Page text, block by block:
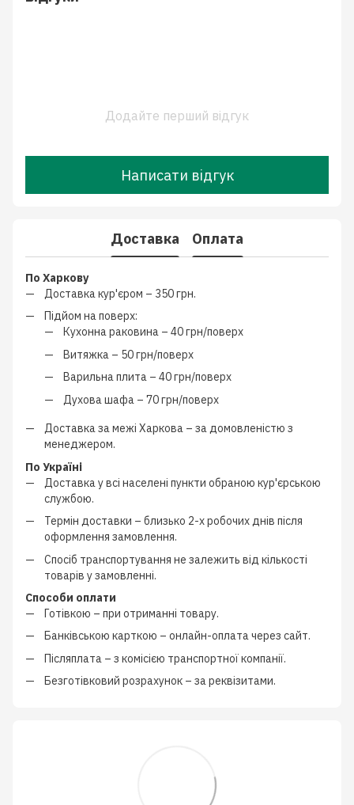
Додайте перший відгук
Написати відгук
Доставка Оплата
По Харкову
Доставка кур'єром – 350 грн.
Підйом на поверх:
Кухонна раковина – 40 грн/поверх
Витяжка – 50 грн/поверх
Варильна плита – 40 грн/поверх
Духова шафа – 70 грн/поверх
Доставка за межі Харкова – за домовленістю з
менеджером.
По Україні
Доставка у всі населені пункти обраною кур'єрською
службою.
Термін доставки – близько 2-х робочих днів після
оформлення замовлення.
Спосіб транспортування не залежить від кількості
товарів у замовленні.
Способи оплати
Готівкою – при отриманні товару.
Банківською карткою – онлайн-оплата через сайт.
Післяплата – з комісією транспортної компанії.
Безготівковий розрахунок – за реквізитами.